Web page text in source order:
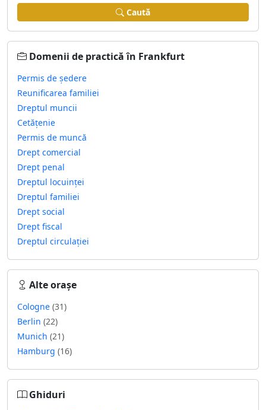
Caută
Domenii de practică în Frankfurt
Permis de ședere
Reunificarea familiei
Dreptul muncii
Cetățenie
Permis de muncă
Drept comercial
Drept penal
Dreptul locuinței
Dreptul familiei
Drept social
Drept fiscal
Dreptul circulației
Alte orașe
Cologne (31)
Berlin (22)
Munich (21)
Hamburg (16)
Ghiduri